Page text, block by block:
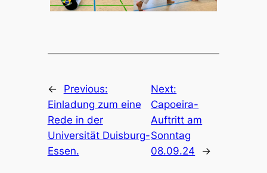
←
Previous:
Einladung zum eine
Rede in der
Universität Duisburg-
Essen.
Next:
Capoeira-
Auftritt am
Sonntag
08.09.24
→